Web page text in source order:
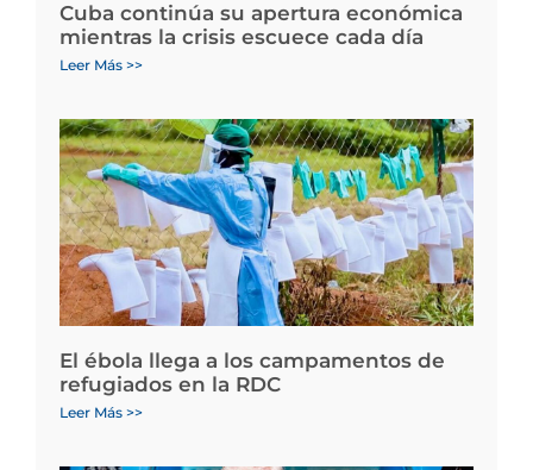
Cuba continúa su apertura económica
mientras la crisis escuece cada día
Leer Más >>
El ébola llega a los campamentos de
refugiados en la RDC
Leer Más >>